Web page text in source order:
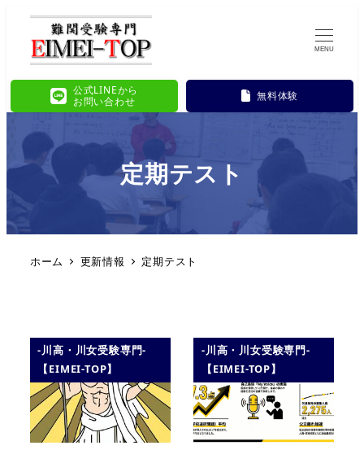
公式LINEから
お問い合わせ
無料体験
MENU
定期テスト
ホーム 更新情報 定期テスト
-川高・川女受験専門-
【EIMEI-TOP】
-川高・川女受験専門-
【EIMEI-TOP】